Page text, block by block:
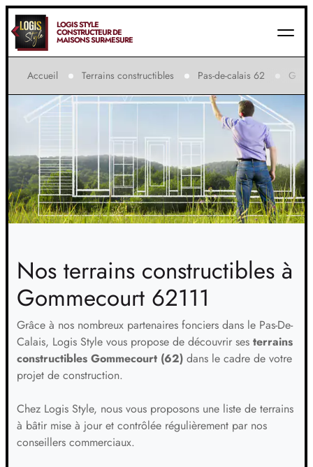
LOGIS STYLE
CONSTRUCTEUR DE
MAISONS SUR-MESURE
Accueil Terrains constructibles Pas-de-calais 62
Nos terrains constructibles à
Gommecourt 62111
Grâce à nos nombreux partenaires fonciers dans le Pas-De-
Calais, Logis Style vous propose de découvrir ses terrains
constructibles Gommecourt (62) dans le cadre de votre
projet de construction.
Chez Logis Style, nous vous proposons une liste de terrains
à bâtir mise à jour et contrôlée régulièrement par nos
conseillers commerciaux.